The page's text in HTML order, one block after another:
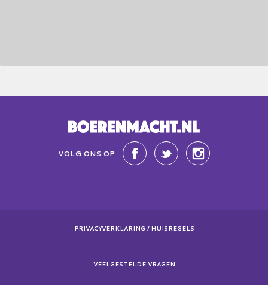
VOLG ONS OP
PRIVACYVERKLARING / HUISREGELS
VEELGESTELDE VRAGEN